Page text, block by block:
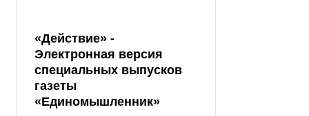
«Действие» -
Электронная версия
специальных выпусков
газеты
«Единомышленник»